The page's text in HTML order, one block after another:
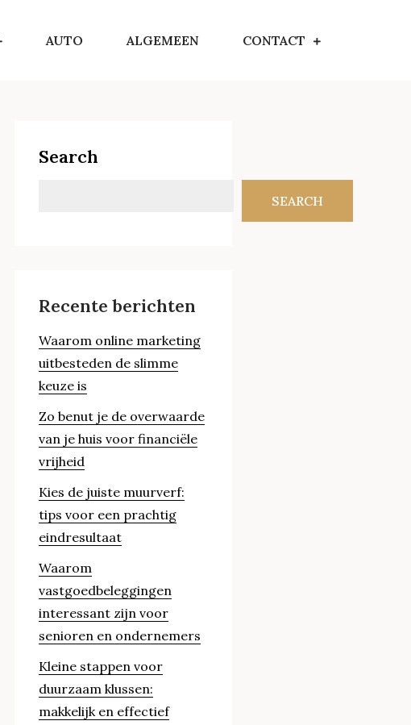
AUTO ALGEMEEN CONTACT
Search
SEARCH
Recente berichten
Waarom online marketing
uitbesteden de slimme
keuze is
Zo benut je de overwaarde
van je huis voor financiële
vrijheid
Kies de juiste muurverf:
tips voor een prachtig
eindresultaat
Waarom
vastgoedbeleggingen
interessant zijn voor
senioren en ondernemers
Kleine stappen voor
duurzaam klussen:
makkelijk en effectief